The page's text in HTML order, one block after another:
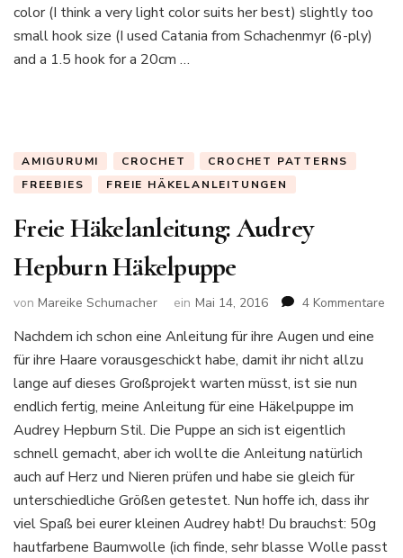
color (I think a very light color suits her best) slightly too
small hook size (I used Catania from Schachenmyr (6-ply)
and a 1.5 hook for a 20cm …
AMIGURUMI CROCHET
CROCHET PATTERNS
FREEBIES
FREIE HÄKELANLEITUNGEN
Freie Häkelanleitung: Audrey
Hepburn Häkelpuppe
von Mareike Schumacher ein Mai 14, 2016 4 Kommentare
Nachdem ich schon eine Anleitung für ihre Augen und eine
für ihre Haare vorausgeschickt habe, damit ihr nicht allzu
lange auf dieses Großprojekt warten müsst, ist sie nun
endlich fertig, meine Anleitung für eine Häkelpuppe im
Audrey Hepburn Stil. Die Puppe an sich ist eigentlich
schnell gemacht, aber ich wollte die Anleitung natürlich
auch auf Herz und Nieren prüfen und habe sie gleich für
unterschiedliche Größen getestet. Nun hoffe ich, dass ihr
viel Spaß bei eurer kleinen Audrey habt! Du brauchst: 50g
hautfarbene Baumwolle (ich finde, sehr blasse Wolle passt